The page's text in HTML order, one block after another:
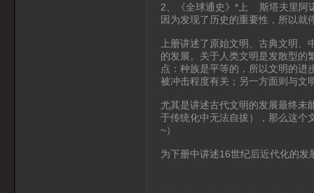
2、《全球通史》*上 斯塔夫里阿
因为发现了历史的重要性，所以就
上册讲述了原始文明、古典文明
的发展。关于人类文明是发散型的
点：种族是平等的，所以文明的进
被冲击程度有关；另一方面则与文
尤其是讲述古代文明的发展最终未
于传统化中无法自拔），那么这个
~）
为下册中讲述16世纪后近代化的发